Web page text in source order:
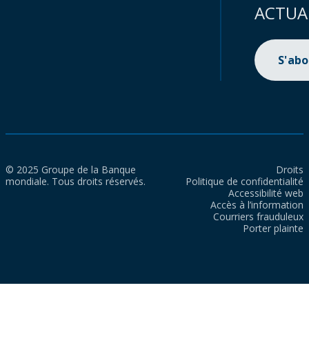
© 2025 Groupe de la Banque
mondiale. Tous droits réservés.
Droits
Politique de confidentialité
Accessibilité web
Accès à l’information
Courriers frauduleux
Porter plainte